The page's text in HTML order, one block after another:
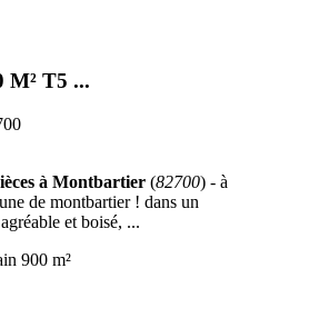
M² T5 ...
à Montbartier (82700) - à
de montbartier ! dans un
et boisé, ...
900 m²